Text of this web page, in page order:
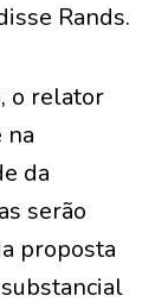
Rands.
o relator
na
da
serão
proposta